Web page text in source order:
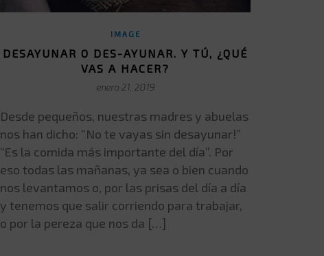
IMAGE
DESAYUNAR O DES-AYUNAR. Y TÚ, ¿QUÉ
VAS A HACER?
enero 21, 2019
Desde pequeños, nuestras madres y abuelas
nos han dicho: “No te vayas sin desayunar!”
“Es la comida más importante del día”. Por
eso todas las mañanas, ya sea o bien cuando
nos levantamos o, por las prisas del día a día
y tenemos que salir corriendo para trabajar,
o por la pereza que nos da […]